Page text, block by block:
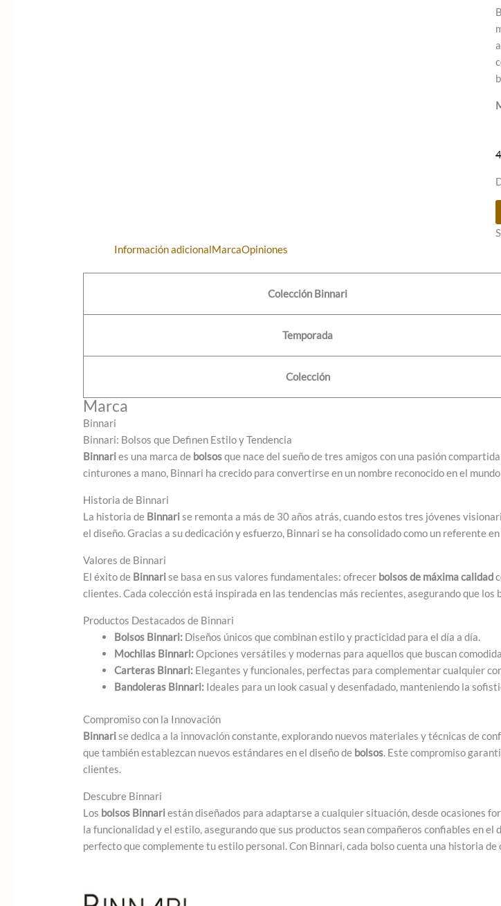
Información adicionalMarcaOpiniones
Colección Binnari
Temporada
Colección
Marca
Binnari
Binnari: Bolsos que Definen Estilo y Tendencia
Binnaries una marca de bolsosque nace del sueño de tres amigos con una pasión
cinturones a mano, Binnari ha crecido para convertirse en un nombre reconocido en el
Historia de Binnari
La historia de Binnarise remonta a más de 30 años atrás, cuando estos tres jóvenes
el diseño. Gracias a su dedicación y esfuerzo, Binnari se ha consolidado como un referente
Valores de Binnari
El éxito de Binnarise basa en sus valores fundamentales: ofrecer bolsos de máxima calidad
clientes. Cada colección está inspirada en las tendencias más recientes, asegurando que
Productos Destacados de Binnari
Bolsos Binnari: Diseños únicos que combinan estilo y practicidad para el día a día.
Mochilas Binnari:Opciones versátiles y modernas para aquellos que buscan
Carteras Binnari: Elegantes y funcionales, perfectas para complementar cualquier
Bandoleras Binnari: Ideales para un look casual y desenfadado, manteniendo la
Compromiso con la Innovación
Binnarise dedica a la innovación constante, explorando nuevos materiales y técnicas de
que también establezcan nuevos estándares en el diseño de bolsos. Este compromiso
clientes.
Descubre Binnari
Los bolsos Binnariestán diseñados para adaptarse a cualquier situación, desde ocasiones
la funcionalidad y el estilo, asegurando que sus productos sean compañeros confiables en el
perfecto que complemente tu estilo personal. Con Binnari, cada bolso cuenta una historia